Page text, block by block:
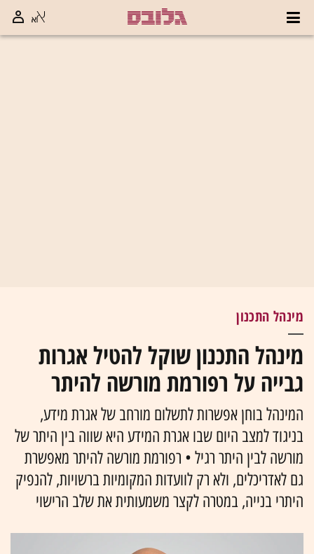
מינהל התכנון
מינהל התכנון שוקל להטיל אגרות
גבייה על רפורמת מורשה להיתר
המינהל בוחן אפשרות לתשלום מורחב של אגרת מידע,
בניגוד למצב היום שבו אגרת המידע היא שווה בין היתר של
מורשה לבין היתר רגיל • רפורמת מורשה להיתר מאפשרת
גם לאדריכלים, ולא רק לוועדות המקומיות ברשויות, להנפיק
היתרי בנייה, במטרה לקצר משמעותית את שלב הרישוי